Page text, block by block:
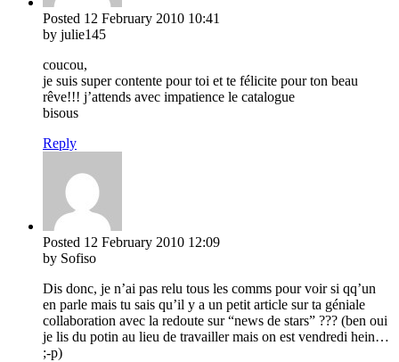
Posted 12 February 2010 10:41
by julie145
coucou,
je suis super contente pour toi et te félicite pour ton beau
rêve!!! j’attends avec impatience le catalogue
bisous
Reply
Posted 12 February 2010 12:09
by Sofiso
Dis donc, je n’ai pas relu tous les comms pour voir si qq’un
en parle mais tu sais qu’il y a un petit article sur ta géniale
collaboration avec la redoute sur “news de stars” ??? (ben oui
je lis du potin au lieu de travailler mais on est vendredi hein…
;-p)